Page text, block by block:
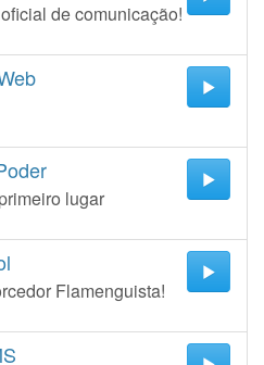
de comunicação!
lugar
Flamenguista!